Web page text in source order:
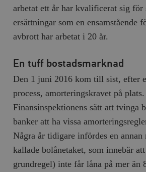
arbetat ett år har kvalificerat sig för
ersättningar som en ensamstående
avbrott har arbetat i 20 år.
En tuff bostadsmarknad
Den 1 juni 2016 kom till sist, efter
process, amorteringskravet på plats.
Finansinspektionens sätt att tvinga
banker att ha vissa
Några år tidigare infördes en annan
kallade bolånetaket, som innebär
grundregel) inte får låna på mer än